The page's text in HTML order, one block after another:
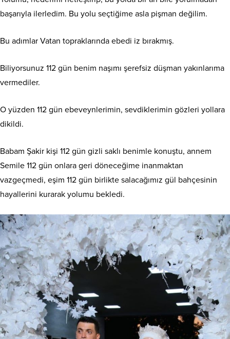
başarıyla ilerledim. Bu yolu seçtiğime asla pişman değilim.
Bu adımlar Vatan topraklarında ebedi iz bırakmış.
Biliyorsunuz 112 gün benim naşımı şerefsiz düşman yakınlarıma
vermediler.
O yüzden 112 gün ebeveynlerimin, sevdiklerimin gözleri yollara
dikildi.
Babam Şakir kişi 112 gün gizli saklı benimle konuştu, annem
Semile 112 gün onlara geri döneceğime inanmaktan
vazgeçmedi, eşim 112 gün birlikte salacağımız gül bahçesinin
hayallerini kurarak yolumu bekledi.